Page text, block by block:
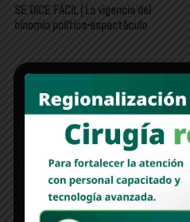
SE DICE FÁCIL | La vigencia del
binomio política-espectáculo
Edición 1312